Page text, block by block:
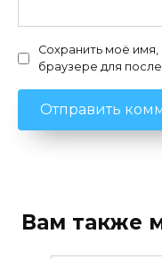
Сохранить моё имя,
браузере для
Вам также